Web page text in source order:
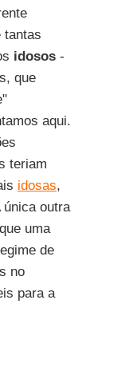
tantas
idosos-
que
aqui.
teriam
idosas,
outra
uma
de
no
para a